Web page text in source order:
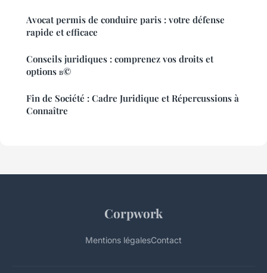
Avocat permis de conduire paris : votre défense
rapide et efficace
Conseils juridiques : comprenez vos droits et
options в©
Fin de Société : Cadre Juridique et Répercussions à
Connaître
Corpwork
Mentions légalesContact